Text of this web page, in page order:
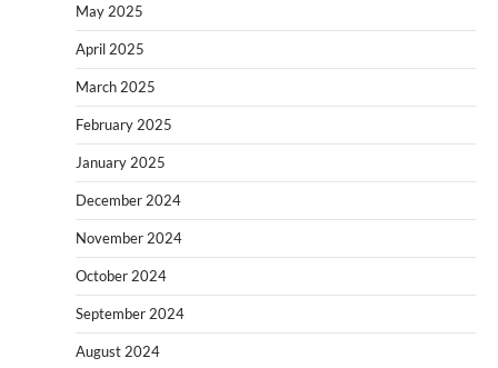
May 2025
April 2025
March 2025
February 2025
January 2025
December 2024
November 2024
October 2024
September 2024
August 2024